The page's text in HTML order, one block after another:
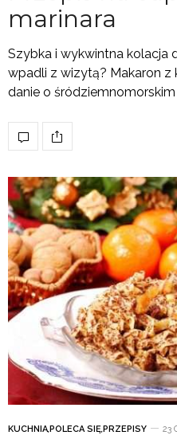
marinara
Szybka i wykwintna kolacja
wpadli z wizytą? Makaron z
danie o
KUCHNIA,POLECA SIĘ,PRZEPISY 23